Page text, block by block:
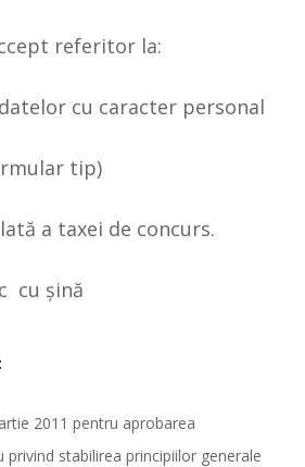
referitor la:
cu caracter personal
tip)
a taxei de concurs.
cu şină
2011 pentru aprobarea
privind stabilirea principiilor generale